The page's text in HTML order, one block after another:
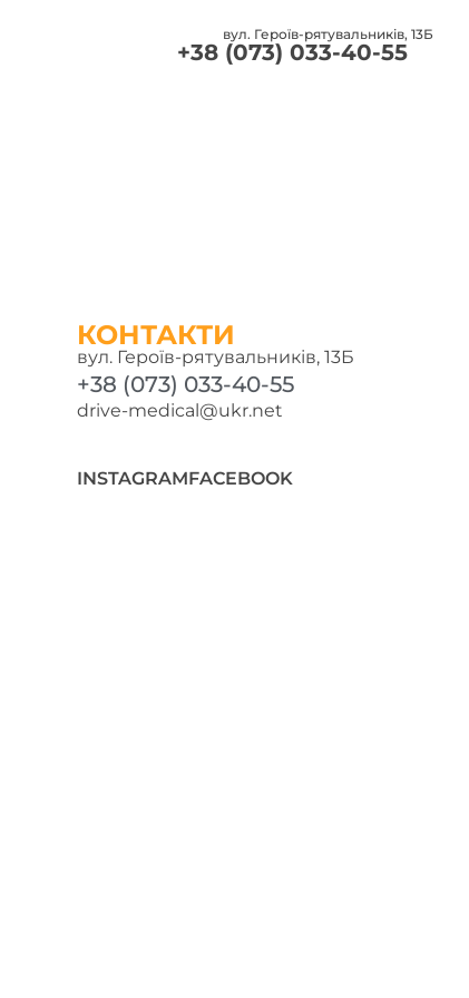
вул. Героїв-рятувальників, 13Б
+38 (073) 033-40-55
КОНТАКТИ
вул. Героїв-рятувальників, 13Б
+38 (073) 033-40-55
drive-medical@ukr.net
INSTAGRAMFACEBOOK